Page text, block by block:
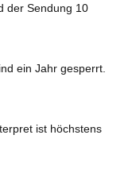
der Sendung 10
ein Jahr gesperrt.
ist höchstens